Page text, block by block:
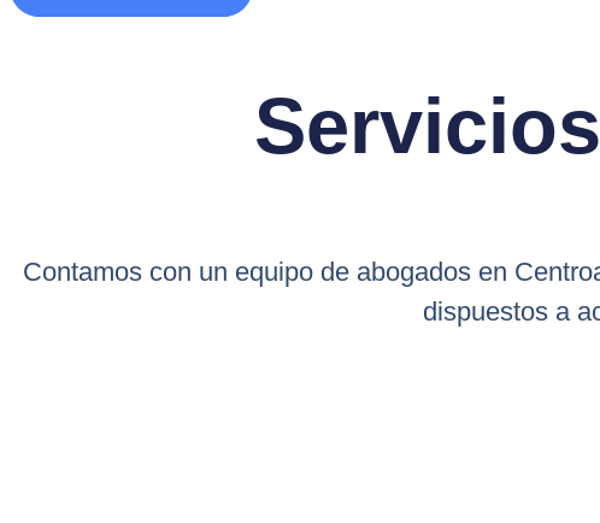
Contamos con un equipo de abogados en
dispuestos a